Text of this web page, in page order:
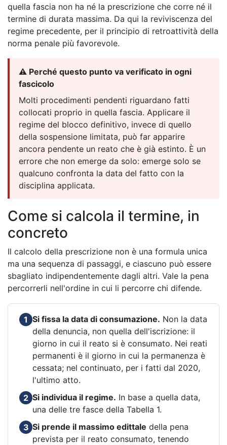
quella fascia non ha né la prescrizione che corre né il
termine di durata massima. Da qui la reviviscenza del
regime precedente, per il principio di retroattività della
norma penale più favorevole.
⚠️ Perché questo punto va verificato in ogni
fascicolo
Molti procedimenti pendenti riguardano fatti
collocati proprio in quella fascia. Applicare il
regime del blocco definitivo, invece di quello
della sospensione limitata, può far apparire
ancora pendente un reato che è già estinto. È un
errore che non emerge da solo: emerge solo se
qualcuno confronta la data del fatto con la
disciplina applicata.
Come si calcola il termine, in
concreto
Il calcolo della prescrizione non è una formula unica
ma una sequenza di passaggi, e ciascuno può essere
sbagliato indipendentemente dagli altri. Vale la pena
percorrerli nell'ordine in cui li percorre chi difende.
1 Si fissa la data di consumazione. Non la data
della denuncia, non quella dell'iscrizione: il
giorno in cui il reato si è consumato. Nei reati
permanenti è il giorno in cui la permanenza è
cessata; nel continuato, per i fatti dal 2020,
l'ultimo atto.
2 Si individua il regime. In base a quella data,
una delle tre fasce della Tabella 1.
3 Si prende il massimo edittale della pena
prevista per il reato consumato, tenendo